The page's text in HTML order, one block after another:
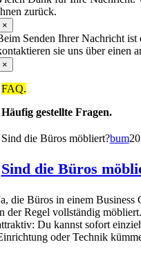
zurück.
×
Senden Ihrer Nachricht ist
sie uns über einen
×
FAQ.
Häufig gestellte Fragen.
Sind die Büros möbliert?bum
Sind die Büros
die Büros in einem
der Regel vollständig
Du kannst sofort
oder Technik